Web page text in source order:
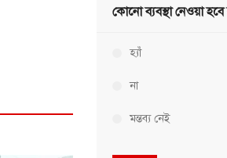
কোনো ব্যবস্থা নেওয়া
হ্যাঁ
না
মন্তব্য নেই